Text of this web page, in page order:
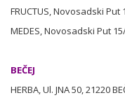
FRUCTUS, Novosadski
MEDES, Novosadski Put
BEČEJ
HERBA, Ul. JNA 50, 21220